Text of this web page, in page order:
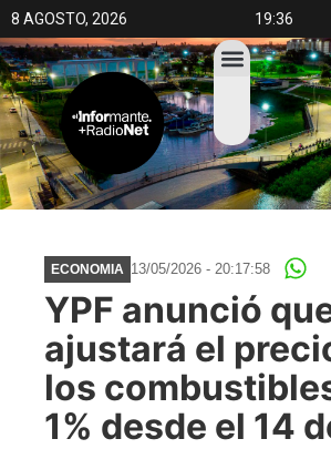
8 AGOSTO, 2026 19:36
ECONOMIA 13/05/2026 - 20:17:58
YPF anunció
ajustará el
los
1% desde el 14